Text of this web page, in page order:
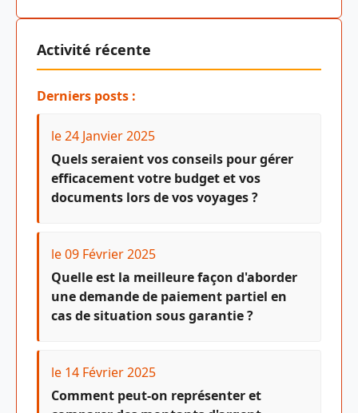
Activité récente
Derniers posts :
le 24 Janvier 2025
Quels seraient vos conseils pour gérer
efficacement votre budget et vos
documents lors de vos voyages ?
le 09 Février 2025
Quelle est la meilleure façon d'aborder
une demande de paiement partiel en
cas de situation sous garantie ?
le 14 Février 2025
Comment peut-on représenter et